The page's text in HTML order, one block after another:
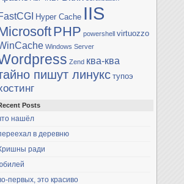
Hyper Cache IIS
PHP powershell virtuozzo
Windows Server
Zend ква-ква
пишут линукступоэ
Posts
нашёл
в деревню
ради
первых, это красиво